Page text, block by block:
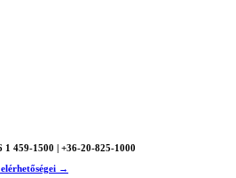
1 459-1500 | +36-20-825-1000
→